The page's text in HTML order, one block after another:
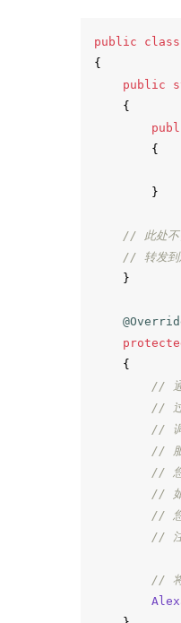
public class
{
public
{
{
}
// 此处不
// 转发到
}
{
// 通
// 过
// 调
// 服
// 您
// 如
// 您
// 注
// 将